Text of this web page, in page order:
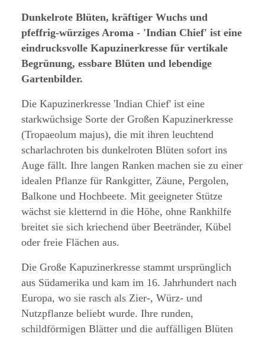
Dunkelrote Blüten, kräftiger Wuchs und
pfeffrig-würziges Aroma - 'Indian Chief' ist eine
eindrucksvolle Kapuzinerkresse für vertikale
Begrünung, essbare Blüten und lebendige
Gartenbilder.
Die Kapuzinerkresse 'Indian Chief' ist eine
starkwüchsige Sorte der Großen Kapuzinerkresse
(Tropaeolum majus), die mit ihren leuchtend
scharlachroten bis dunkelroten Blüten sofort ins
Auge fällt. Ihre langen Ranken machen sie zu einer
idealen Pflanze für Rankgitter, Zäune, Pergolen,
Balkone und Hochbeete. Mit geeigneter Stütze
wächst sie kletternd in die Höhe, ohne Rankhilfe
breitet sie sich kriechend über Beetränder, Kübel
oder freie Flächen aus.
Die Große Kapuzinerkresse stammt ursprünglich
aus Südamerika und kam im 16. Jahrhundert nach
Europa, wo sie rasch als Zier-, Würz- und
Nutzpflanze beliebt wurde. Ihre runden,
schildförmigen Blätter und die auffälligen Blüten